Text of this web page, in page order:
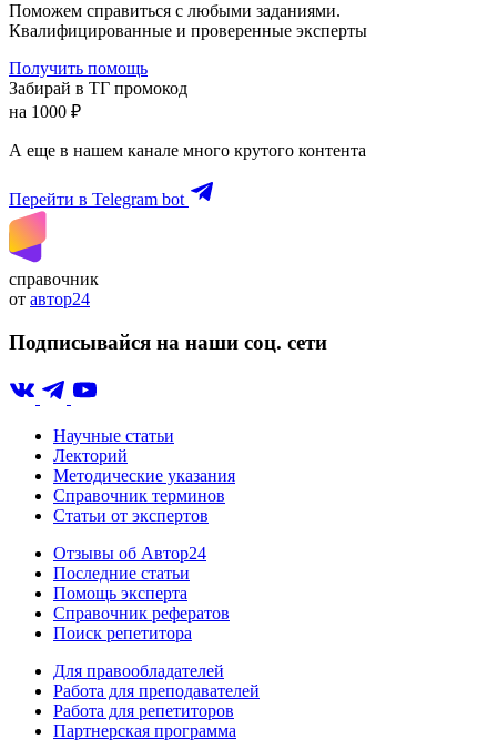
Поможем справиться с любыми заданиями.
Квалифицированные и проверенные эксперты
Получить помощь
Забирай в ТГ промокод
на 1000 ₽
А еще в нашем канале много крутого контента
Перейти в Telegram bot
справочник
от автор24
Подписывайся на наши соц. сети
Научные статьи
Лекторий
Методические указания
Справочник терминов
Статьи от экспертов
Отзывы об Автор24
Последние статьи
Помощь эксперта
Справочник рефератов
Поиск репетитора
Для правообладателей
Работа для преподавателей
Работа для репетиторов
Партнерская программа